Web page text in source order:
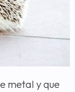
metal y que